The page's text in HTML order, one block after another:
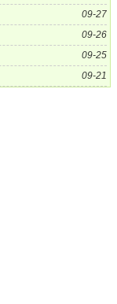
09-27
09-26
09-25
09-21